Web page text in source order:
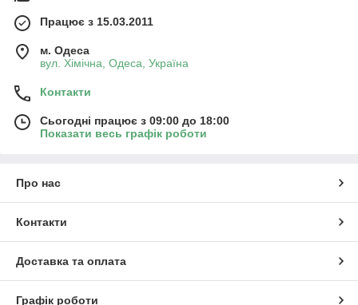
Працює з 15.03.2011
м. Одеса
вул. Хiмiчна, Одеса, Україна
Контакти
Сьогодні працює з 09:00 до 18:00
Показати весь графік роботи
Про нас
Контакти
Доставка та оплата
Графік роботи